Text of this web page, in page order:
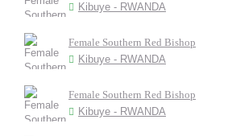
Kibuye - RWANDA
Female Southern Red Bishop
Kibuye - RWANDA
Female Southern Red Bishop
Kibuye - RWANDA